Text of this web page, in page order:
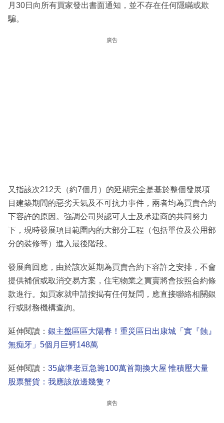
月30日向所有買家發出書面通知，並不存在任何隱瞞或欺
騙。
廣告
又指該次212天（約7個月）的延期完全是基於整個發展項
目建築期間的惡劣天氣及不可抗力事件，兩者均為買賣合約
下容許的原因。強調公司與認可人士及承建商的共同努力
下，現時發展項目範圍內的大部分工程（包括單位及公用部
分的裝修等）進入最後階段。
發展商回應，由於該次延期為買賣合約下容許之安排，不會
提供補償或取消交易方案，住宅物業之買賣將會按照合約條
款進行。如買家就申請按揭有任何疑問，應直接聯絡相關銀
行或財務機構查詢。
延伸閱讀： 銀主盤區區大陽春！重災區日出康城「實『蝕』
無痴牙」5個月巨劈148萬
延伸閱讀： 35歲準老豆急籌100萬首期換大屋 惟積壓大量
股票蟹貨：我應該放邊幾隻？
廣告